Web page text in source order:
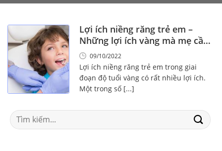
Lợi ích niềng răng trẻ em –
Những lợi ích vàng mà mẹ cần
biết!09/10/2022
Lợi ích niềng răng trẻ em trong giai
đoạn độ tuổi vàng có rất nhiều lợi ích.
Một trong số [...]
Search
for: